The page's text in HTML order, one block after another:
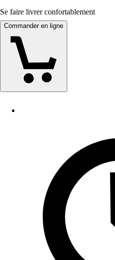
Se faire livrer confortablement
Commander en ligne